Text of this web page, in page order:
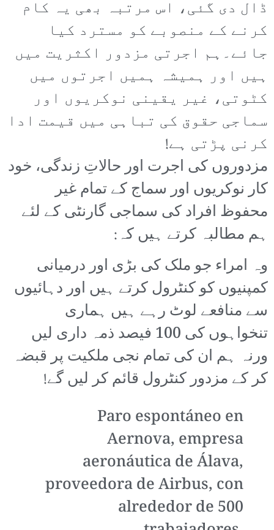
ڈال دی گئی، اس مرتبہ بھی یہ کام
کرنے کے منصوبے کو مسترد کیا
جائے۔ہم اجرتی مزدور اکثریت میں
ہیں اور ہمیشہ ہمیں اجرتوں میں
کٹوتی، غیر یقینی نوکریوں اور
سماجی حقوق کی تباہی میں قیمت ادا
کرنی پڑتی ہے!
مزدوروں کی اجرت اور حالاتِ زندگی، خود
کار نوکریوں اور سماج کے تمام غیر
محفوظ افراد کی سماجی گارنٹی کے لئے
ہم مطالبہ کرتے ہیں کہ:
وہ امراء جو ملک کی بڑی اور درمیانی
کمپنیوں کو کنٹرول کرتے ہیں اور دہائیوں
سے منافعے لوٹ رہے ہیں ہماری
تنخواہوں کی 100 فیصد ذمہ داری لیں
ورنہ ہم ان کی تمام نجی ملکیت پر قبضہ
کر کے مزدور کنٹرول قائم کر لیں گے!
Paro espontáneo en
Aernova, empresa
aeronáutica de Álava,
proveedora de Airbus, con
alrededor de 500